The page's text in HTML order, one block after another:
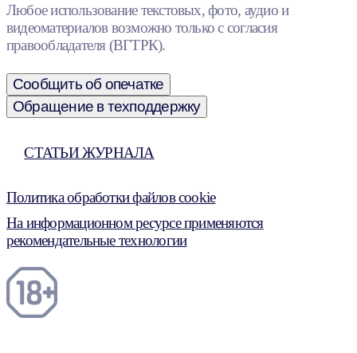
Любое использование текстовых, фото, аудио и
видеоматериалов возможно только с согласия
правообладателя (ВГТРК).
Сообщить об опечатке
Обращение в техподдержку
СТАТЬИ ЖУРНАЛА
Политика обработки файлов cookie
На информационном ресурсе применяются
рекомендательные технологии